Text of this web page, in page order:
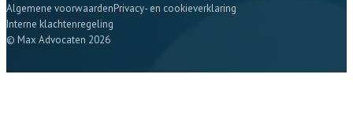
Algemene voorwaardenPrivacy- en cookieverklaring
Interne klachtenregeling
© Max Advocaten 2026